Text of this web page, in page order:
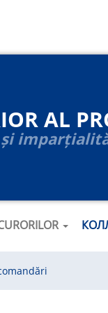
AL